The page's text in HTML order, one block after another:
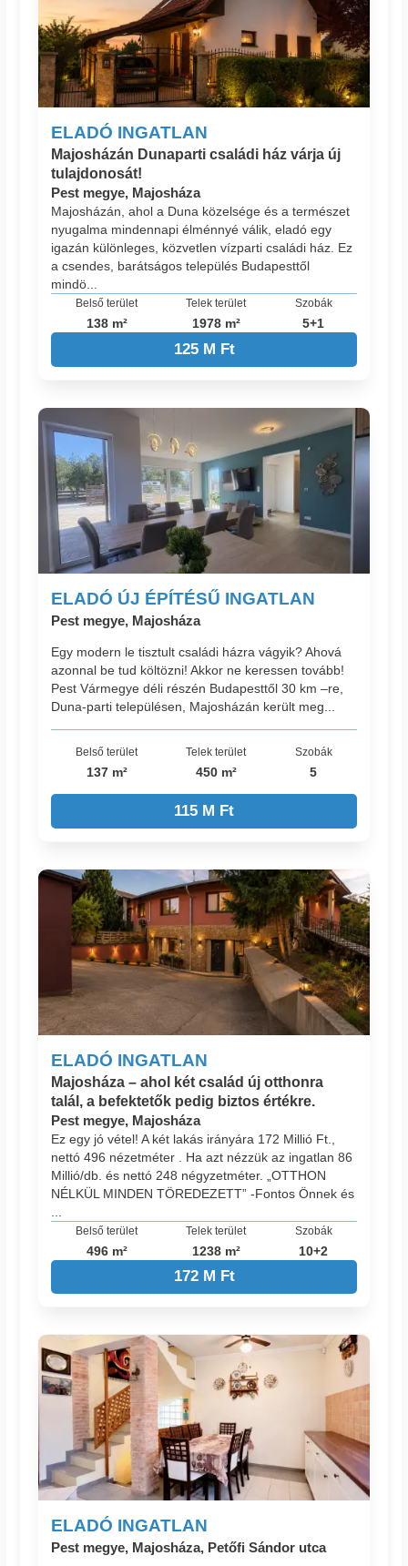
ELADÓ INGATLAN
Majosházán Dunaparti családi ház várja új
tulajdonosát!
Pest megye, Majosháza
Majosházán, ahol a Duna közelsége és a természet
nyugalma mindennapi élménnyé válik, eladó egy
igazán különleges, közvetlen vízparti családi ház. Ez
a csendes, barátságos település Budapesttől
mindö...
Belső terület
138 m²
Telek terület
1978 m²
Szobák
5+1
125 M Ft
ELADÓ ÚJ ÉPÍTÉSŰ INGATLAN
Pest megye, Majosháza
Egy modern le tisztult családi házra vágyik? Ahová
azonnal be tud költözni! Akkor ne keressen tovább!
Pest Vármegye déli részén Budapesttől 30 km –re,
Duna-parti településen, Majosházán került meg...
Belső terület
137 m²
Telek terület
450 m²
Szobák
5
115 M Ft
ELADÓ INGATLAN
Majosháza – ahol két család új otthonra
talál, a befektetők pedig biztos értékre.
Pest megye, Majosháza
Ez egy jó vétel! A két lakás irányára 172 Millió Ft.,
nettó 496 nézetméter . Ha azt nézzük az ingatlan 86
Millió/db. és nettó 248 négyzetméter. „OTTHON
NÉLKÜL MINDEN TÖREDEZETT” -Fontos Önnek és
Belső terület
496 m²
Telek terület
1238 m²
Szobák
10+2
172 M Ft
ELADÓ INGATLAN
Pest megye, Majosháza, Petőfi Sándor utca